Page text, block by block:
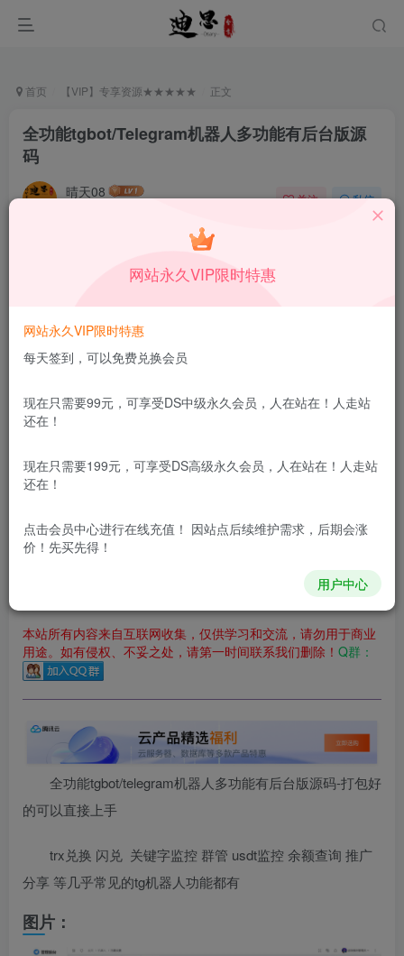
首页 【VIP】专享资源★★★★★ 正文
全功能tgbot/Telegram机器人多功能有后台版源
码
晴天08 关注 私信
全功能tgbot/Telegram机器人多功能有后台版源码
此内容为付费资源，请付费后查看
￥9.9
立即购买
更新及时
极速下载 安全绿色 网盘下载
本站内容分为：登录回复下载，积分下载，RMB下载，积分下
本站所有内容来自互联网收集，仅供学习和交流，请勿用于商业
用途。如有侵权、不妥之处，请第一时间联系我们删除！ Q群：
全功能tgbot/telegram机器人多功能有后台版源码-打包好
的可以直接上手
trx兑换 闪兑 关键字监控 群管 usdt监控 余额查询 推广
分享 等几乎常见的tg机器人功能都有
图片：
网站永久VIP限时特惠
网站永久VIP限时特惠
每天签到，可以免费兑换会员
现在只需要99元，可享受DS中级永久会员，人在站在！人走站
还在！
现在只需要199元，可享受DS高级永久会员，人在站在！人走站
还在！
点击会员中心进行在线充值！ 因站点后续维护需求，后期会涨
价！先买先得！
用户中心